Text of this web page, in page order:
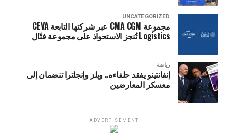
UNCATEGORIZED
مجموعة CMA CGM عبر شركتها التابعة CEVA
Logistics تُنجز الاستحواذ على مجموعة فتّال
رياضة
إنفانتينو يفقد حلفاءه.. ويلز وإنجلترا تنضمان إلى
معسكر المعارضين
ADVERTISEMENT